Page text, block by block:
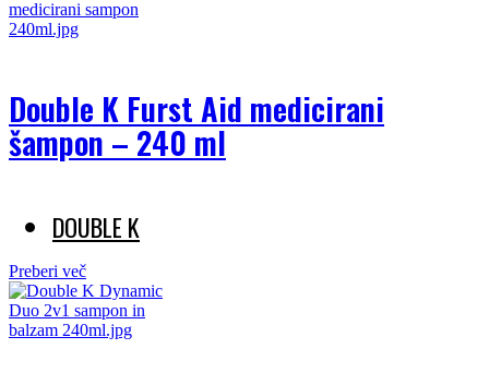
Double K Furst Aid medicirani
šampon – 240 ml
DOUBLE K
Preberi več